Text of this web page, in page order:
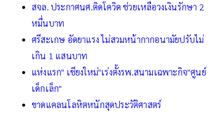
สจล. ประกาศนศ.ติดโควิด ช่วยเหลือวงเงินรักษา 2
หมื่นบาท
ศรีสะเกษ อัดยาแรง ไม่สวมหน้ากากอนามัยปรับไม่
เกิน 1 แสนบาท
แห่งแรก" เชียงใหม่"เร่งตั้งรพ.สนามเฉพาะกิจ"ศูนย์
เด็กเล็ก"
ขาดแคลนโลหิตหนักสุดประวัติศาสตร์